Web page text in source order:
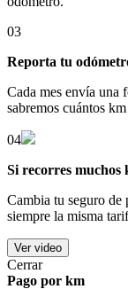
03
Reporta tu
Cada mes envía una
sabremos cuántos
04
Si recorres muchos
Cambia tu seguro de
siempre la misma
Ver video
Cerrar
Pago por km